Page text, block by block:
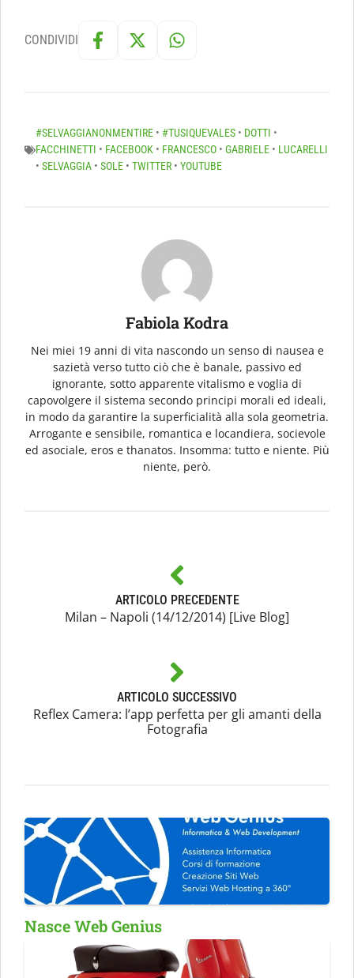
CONDIVIDI
#SELVAGGIANONMENTIRE • #TUSIQUEVALES • DOTTI •
FACCHINETTI • FACEBOOK • FRANCESCO • GABRIELE • LUCARELLI
• SELVAGGIA • SOLE • TWITTER • YOUTUBE
Fabiola Kodra
Nei miei 19 anni di vita nascondo un senso di nausea e
sazietà verso tutto ciò che è banale, passivo ed
ignorante, sotto apparente vitalismo e voglia di
capovolgere il sistema secondo principi morali ed ideali,
in modo da garantire la superficialità alla sola geometria.
Arrogante e sensibile, romantica e locandiera, socievole
ed asociale, eros e thanatos. Insomma: tutto e niente. Più
niente, però.
ARTICOLO PRECEDENTE
Milan – Napoli (14/12/2014) [Live Blog]
ARTICOLO SUCCESSIVO
Reflex Camera: l’app perfetta per gli amanti della
Fotografia
Nasce Web Genius